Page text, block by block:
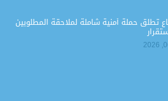
تطلق حملة أمنية شاملة لملاحقة المطلوبين